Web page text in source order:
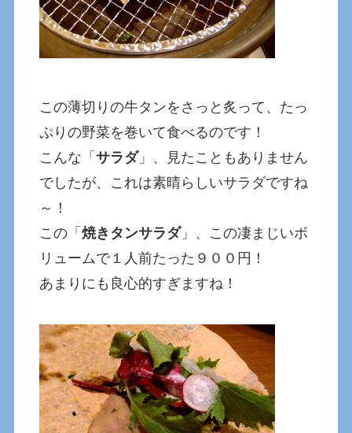
この薄切りの牛タンをさっと炙って、たっ
ぷりの野菜を巻いて食べるのです！
こんな「サラダ」、見たこともありません
でしたが、これは素晴らしいサラダですね
～！
この「焼きタンサラダ」、この凄まじいボ
リュームで１人前たった９００円！
あまりにも良心的すぎますね！